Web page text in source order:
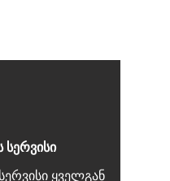
სერვისი
ყველგან